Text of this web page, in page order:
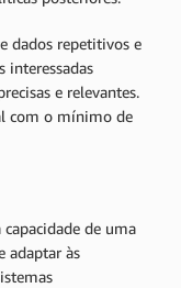
dados repetitivos e
interessadas
e relevantes.
com o mínimo de
de uma
adaptar às